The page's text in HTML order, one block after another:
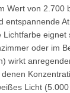
Wert von 2.700
entspannende
Lichtfarbe eignet
oder im
wirkt
Licht